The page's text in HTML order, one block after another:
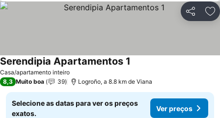
Partilhar
Casa/apartamento inteiro
Serendipia Apartamentos 1
8,3 Muito boa 39 Logroño, a 8.8 km de Viana
Selecione as datas para ver os preços
exatos.
Ver preços